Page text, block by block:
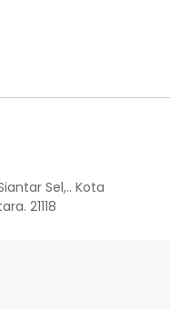
Sel,.. Kota
21118